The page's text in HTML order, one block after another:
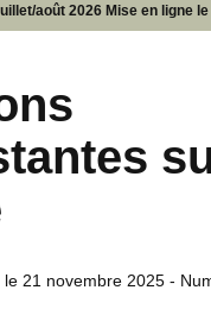
août 2026 Mise en ligne
le 21 novembre 2025 -